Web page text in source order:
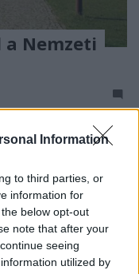
Information
to third parties, or
information for
below opt-out
note that after your
seeing
utilized by
Nemzeti
valamint egy
a jövő
Yvette,
David Doiasvili,
és Zsótér Sándor